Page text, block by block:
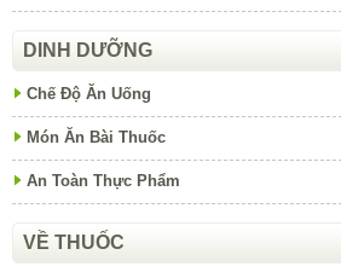
DINH DƯỠNG
Chế Độ Ăn Uống
Món Ăn Bài Thuốc
An Toàn Thực Phẩm
VỀ THUỐC